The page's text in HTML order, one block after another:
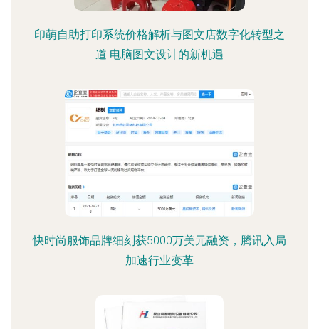
印萌自助打印系统价格解析与图文店数字化转型之
道 电脑图文设计的新机遇
快时尚服饰品牌细刻获5000万美元融资，腾讯入局
加速行业变革